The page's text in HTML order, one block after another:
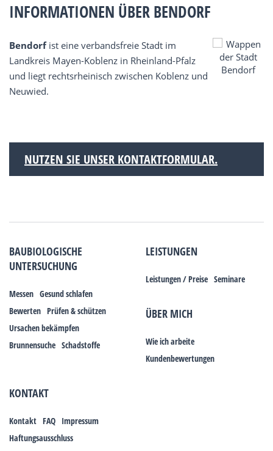
INFORMATIONEN ÜBER BENDORF
Bendorfist eine verbandsfreie Stadt im
Landkreis Mayen-Koblenz in Rheinland-Pfalz
und liegt rechtsrheinisch zwischen Koblenz und
Neuwied.
NUTZEN SIE UNSER KONTAKTFORMULAR.
BAUBIOLOGISCHE
UNTERSUCHUNG
Messen Gesund schlafen
Bewerten Prüfen & schützen
Ursachen bekämpfen
Brunnensuche Schadstoffe
LEISTUNGEN
Leistungen / Preise Seminare
ÜBER MICH
Wie ich arbeite
Kundenbewertungen
KONTAKT
Kontakt FAQ Impressum
Haftungsausschluss